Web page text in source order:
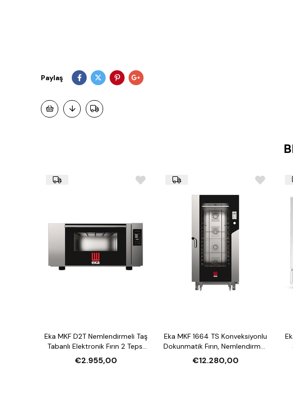
Paylaş
Eka MKF D2T Nemlendirmeli Taş
Tabanlı Elektronik Fırın 2 Tepsi
Kapasiteli Elektrikli
€2.955,00
Eka MKF 1664 TS Konveksiyonlu
Dokunmatik Fırın, Nemlendirmeli
16 Tepsi Kapasiteli Elektrikli
€12.280,00